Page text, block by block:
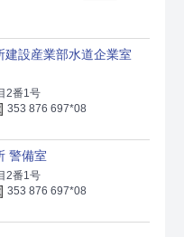
建設産業部水道企業室
2番1号
353 876 697*08
警備室
2番1号
353 876 697*08